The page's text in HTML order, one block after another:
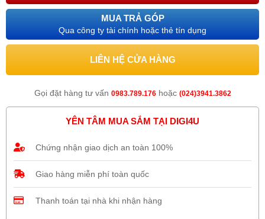
MUA TRẢ GÓP
Qua công ty tài chính hoặc thẻ tín dụng
LIÊN HỆ CỬA HÀNG
Gọi đặt hàng tư vấn 0983.789.176hoặc (024)3941.3862
YÊN TÂM MUA SẮM TẠI DIGI4U
Chứng nhận giao dịch an toàn 100%
Giao hàng miễn phí toàn quốc
Thanh toán tại nhà khi nhận hàng